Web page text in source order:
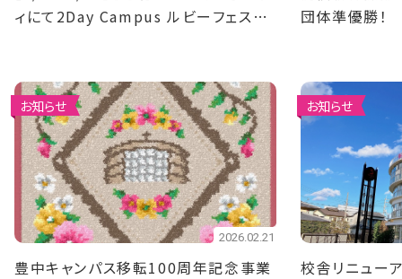
ィにて2Day Campus ルビーフェスタ
団体準優勝！
お知らせ
2026.02.21
豊中キャンパス移転100周年記念事業
お知らせ
校舎リニュー